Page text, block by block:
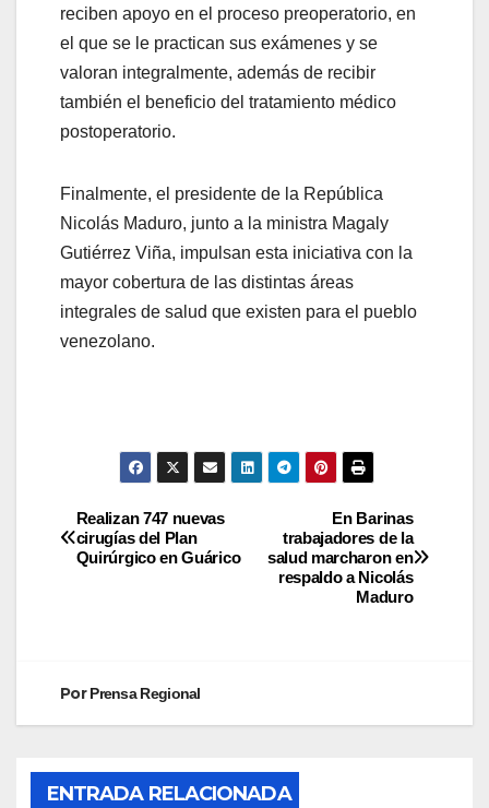
reciben apoyo en el proceso preoperatorio, en
el que se le practican sus exámenes y se
valoran integralmente, además de recibir
también el beneficio del tratamiento médico
postoperatorio.
Finalmente, el presidente de la República
Nicolás Maduro, junto a la ministra Magaly
Gutiérrez Viña, impulsan esta iniciativa con la
mayor cobertura de las distintas áreas
integrales de salud que existen para el pueblo
venezolano.
En Barinas
trabajadores de la
salud marcharon en
respaldo a Nicolás
Maduro
Realizan 747 nuevas
cirugías del Plan
Quirúrgico en Guárico
PorPrensa Regional
ENTRADA RELACIONADA